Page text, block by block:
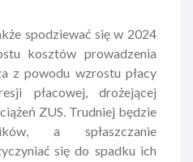
spodziewać się w 2024
kosztów prowadzenia
z powodu wzrostu płacy
płacowej, drożejącej
ZUS. Trudniej będzie
a spłaszczanie
się do spadku ich